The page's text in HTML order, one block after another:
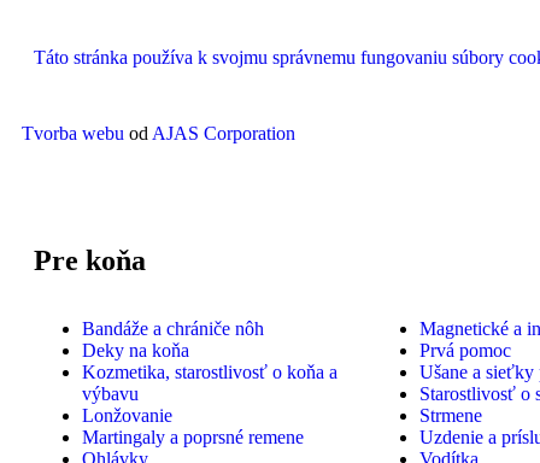
Táto stránka používa k svojmu správnemu fungovaniu súbory
Tvorba webu od AJAS Corporation
Pre koňa
Bandáže a chrániče nôh
Deky na koňa
Kozmetika, starostlivosť o koňa a
výbavu
Lonžovanie
Martingaly a poprsné remene
Ohlávky
Magnetické a
Prvá pomoc
Ušane a sieťky
Starostlivosť o
Strmene
Uzdenie a
Vodítka